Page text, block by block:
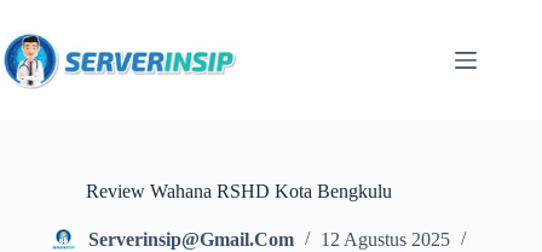
Review Wahana RSHD Kota Bengkulu
Serverinsip@gmail.com
12 Agustus 2025